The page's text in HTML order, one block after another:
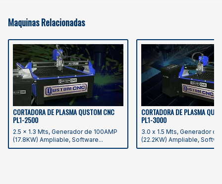
Maquinas Relacionadas
CORTADORA DE PLASMA QUSTOM CNC
PL1-2500
2.5 x 1.3 Mts, Generador de 100AMP
(17.8KW) Ampliable, Software...
CORTADORA DE PLASMA
PL1-3000
3.0 x 1.5 Mts, Generador de
(22.2KW) Ampliable,